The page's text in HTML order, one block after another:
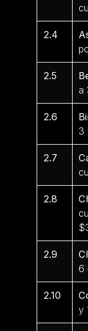
2.4
2.5
a
2.6
3
2.7
2.8
2.9
6
2.10
y